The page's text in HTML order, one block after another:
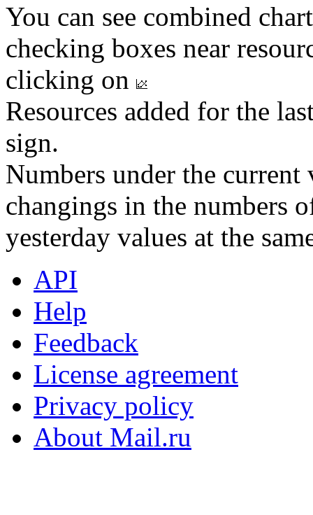
You can see combined
checking boxes near
clicking on
Resources added for the
sign.
Numbers under the
changings in the numbers
yesterday values at the
API
Help
Feedback
License agreement
Privacy policy
About Mail.ru